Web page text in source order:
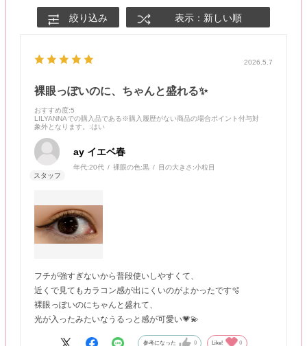
絞り込み 表示：新しい順
2026.5.7
裸眼っぽいのに、ちゃんと盛れる✨
おすすめ度:5
LILYANNAでの購入品である※購入履歴がない商品の場合ポイント付与対
象外となります。
:はい
ay イエベ春
年代:20代 裸眼の色:黒 目の大きさ:小粒目
フチが強すぎないから普段使いしやすくて、
近くで見てもカラコン感が出にくいのがよかったです🫧
裸眼っぽいのにちゃんと盛れて、
光が入ったみたいなうるっと感が可愛い💗💫
参考になった 0 Like! 0